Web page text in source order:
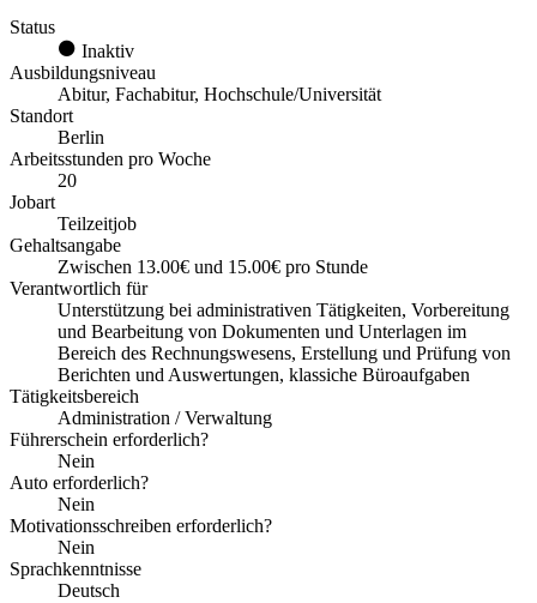
Status
Inaktiv
Ausbildungsniveau
Abitur, Fachabitur, Hochschule/Universität
Standort
Berlin
Arbeitsstunden pro Woche
20
Jobart
Teilzeitjob
Gehaltsangabe
Zwischen 13.00€ und 15.00€ pro Stunde
Verantwortlich für
Unterstützung bei administrativen Tätigkeiten, Vorbereitung
und Bearbeitung von Dokumenten und Unterlagen im
Bereich des Rechnungswesens, Erstellung und Prüfung von
Berichten und Auswertungen, klassiche Büroaufgaben
Tätigkeitsbereich
Administration / Verwaltung
Führerschein erforderlich?
Nein
Auto erforderlich?
Nein
Motivationsschreiben erforderlich?
Nein
Sprachkenntnisse
Deutsch